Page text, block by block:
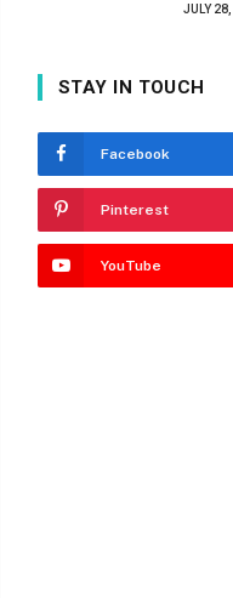
JULY
STAY IN TOUCH
Facebook
Pinterest
YouTube